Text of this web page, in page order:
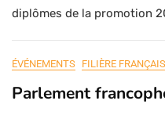
diplômes de la promotion
ÉVÉNEMENTS FILIÈRE
Parlement